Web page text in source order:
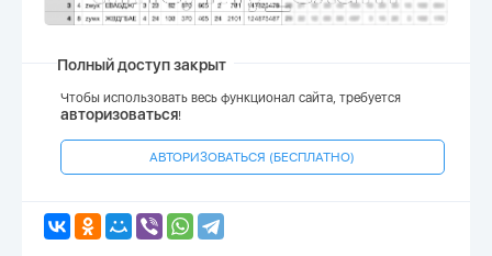
Полный доступ закрыт
Чтобы использовать весь функционал сайта, требуется
авторизоваться!
АВТОРИЗОВАТЬСЯ (БЕСПЛАТНО)